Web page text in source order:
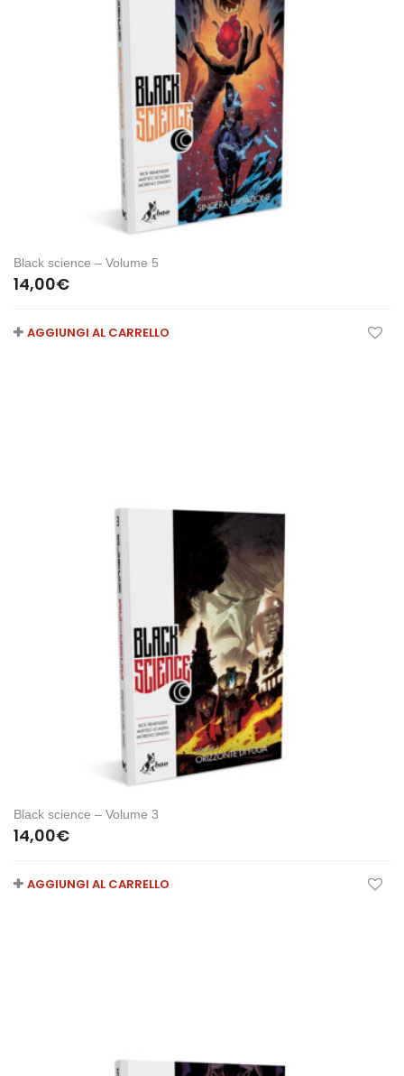
Black science – Volume 5
14,00€
AGGIUNGI AL CARRELLO
Black science – Volume 3
14,00€
AGGIUNGI AL CARRELLO